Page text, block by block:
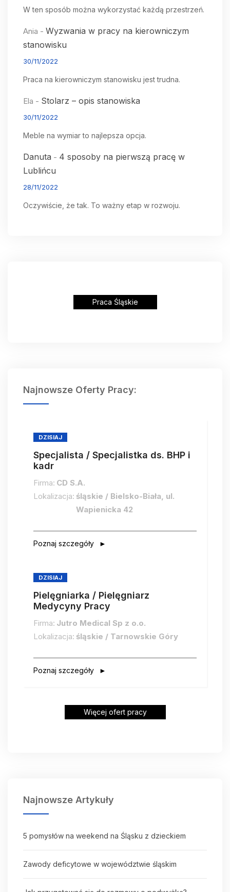
W ten sposób można wykorzystać każdą przestrzeń.
Ania - Wyzwania w pracy na kierowniczym
stanowisku
30/11/2022
Praca na kierowniczym stanowisku jest trudna.
Ela - Stolarz – opis stanowiska
30/11/2022
Meble na wymiar to najlepsza opcja.
Danuta - 4 sposoby na pierwszą pracę w
Lublińcu
28/11/2022
Oczywiście, że tak. To ważny etap w rozwoju.
Praca Śląskie
Najnowsze Oferty Pracy:
DZISIAJ
Specjalista / Specjalistka ds. BHP i
kadr
Firma: CD S.A.
Lokalizacja: śląskie / Bielsko-Biała, ul.
Wapienicka 42
Poznaj szczegóły
DZISIAJ
Pielęgniarka / Pielęgniarz
Medycyny Pracy
Firma: Jutro Medical Sp z o.o.
Lokalizacja: śląskie / Tarnowskie Góry
Poznaj szczegóły
Więcej ofert pracy
Najnowsze Artykuły
5 pomysłów na weekend na Śląsku z dzieckiem
Zawody deficytowe w województwie śląskim